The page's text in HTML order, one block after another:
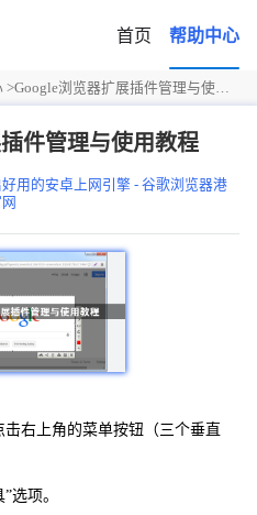
首页 帮助中心
>Google浏览器扩展插件管理与使用教程
件管理与使用教程
用的安卓上网引擎 - 谷歌浏览器港
击右上角的菜单按钮（三个垂直
选项。